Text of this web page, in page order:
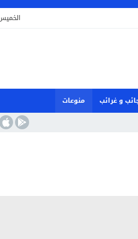
الخميس 6 أغسطس 2026 -
و غرائب
منوعات